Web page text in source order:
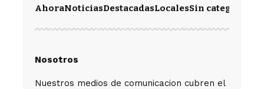
AhoraNoticiasDestacadasLocalesSin categoría
Nosotros
Nuestros medios de comunicacion cubren el